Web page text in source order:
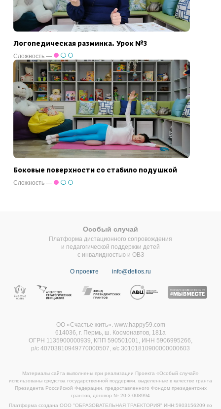
Логопедическая разминка. Урок №3
Сложность —
Боковые поверхности со стабило подушкой
Сложность —
Особый случай
Платформа дистационного сопровождения
и педагогической поддержки детей
с инвалидностью и ОВЗ
О проекте info@detios.ru
ОО «Счастье жить». www.happy59.com
614036, г. Пермь, ш. Космонавтов, 181а
ОГРН 1135900000939, КПП 590501001, ИНН 5906995266,
р/с 40703810949770000507, к/с 30101810900000000603
Материалы сайта выполнены при реализации Проекта «Особый случай»
использованы средства государственной поддержки, выделенные в качестве гранта
Президента Российской Федерации, предоставленного Фондом президентских
грантов, договор № 20-3-008994
Платформа создана ООО "ОБРАЗОВАТЕЛЬНАЯ ТРАЕКТОРИЯ" ИНН:5903156209 по